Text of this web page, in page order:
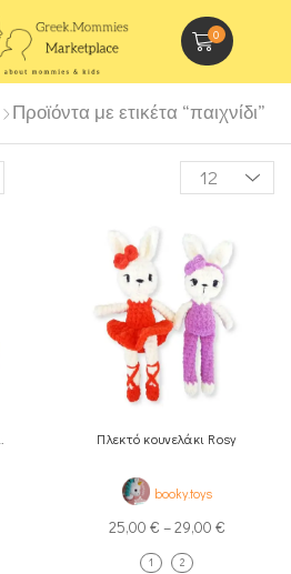
0
Προϊόντα με ετικέτα “παιχνίδι”
Πλεκτό κουνελάκι Rosy
booky.toys
25,00 € –29,00 €
1 2